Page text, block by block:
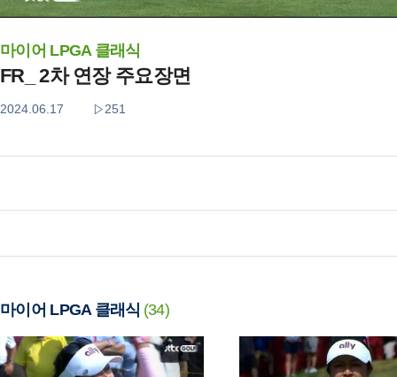
마이어 LPGA 클래식
FR_ 2차 연장 주요장면
2024.06.17 251
마이어 LPGA 클래식 (34)